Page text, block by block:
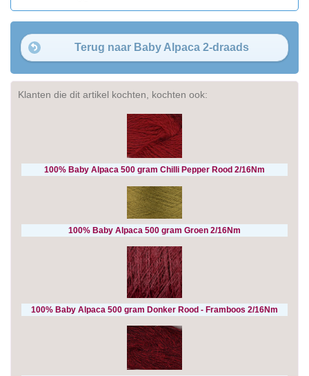
Terug naar Baby Alpaca 2-draads
Klanten die dit artikel kochten, kochten ook:
100% Baby Alpaca 500 gram Chilli Pepper Rood 2/16Nm
100% Baby Alpaca 500 gram Groen 2/16Nm
100% Baby Alpaca 500 gram Donker Rood - Framboos 2/16Nm